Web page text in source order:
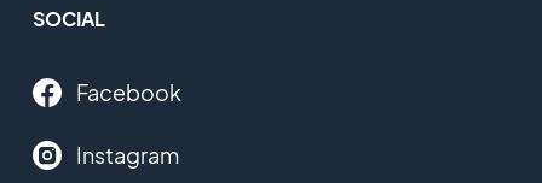
SOCIAL
Facebook
Instagram